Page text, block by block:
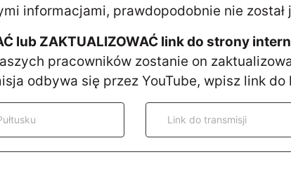
informacjami, prawdopodobnie nie
lub ZAKTUALIZOWAĆ link do strony
pracowników zostanie on
odbywa się przez YouTube, wpisz link do